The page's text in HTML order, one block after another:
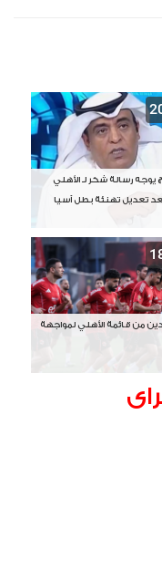
يوجه رسالة شكر لـ الأهلي
تعديل تهنئة بطل آسيا
من قائمة الأهلي لمواجهة